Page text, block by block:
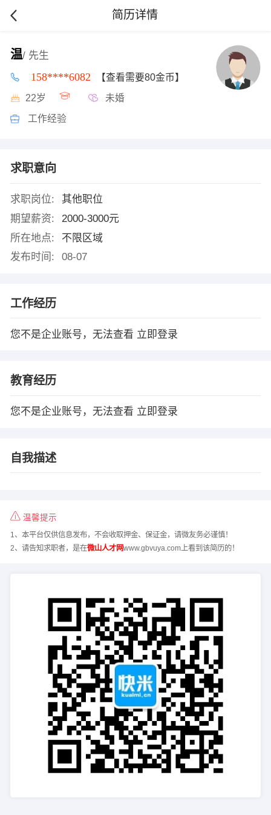
简历详情
温/ 先生
158****6082 【查看需要80金币】
22岁 未婚
工作经验
求职意向
求职岗位:
其他职位
期望薪资:
2000-3000元
所在地点:
不限区域
发布时间:
08-07
工作经历
您不是企业账号，无法查看 立即登录
教育经历
您不是企业账号，无法查看 立即登录
自我描述
温馨提示
1、本平台仅供信息发布，不会收取押金、保证金，请微友务必谨慎！
2、请告知求职者，是在微山人才网www.gbvuya.com上看到该简历的！